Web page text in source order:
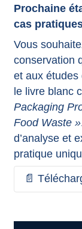
Prochaine
cas
Vous
conservation
et aux études
le livre blanc
Packaging
Food Waste »
d’analyse et
pratique
📄